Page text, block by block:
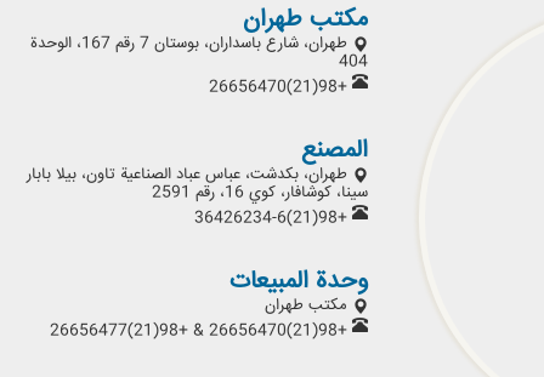
مكتب طهران
طهران، شارع باسداران، بوستان 7 رقم 167، الوحدة
404
+98(21)26656470
المصنع
طهران، بكدشت، عباس عباد الصناعية تاون، بيلا بابار
سينا، كوشافار، كوي 16، رقم 2591
+98(21)36426234-6
وحدة المبيعات
مكتب طهران
+98(21)26656470 & +98(21)26656477